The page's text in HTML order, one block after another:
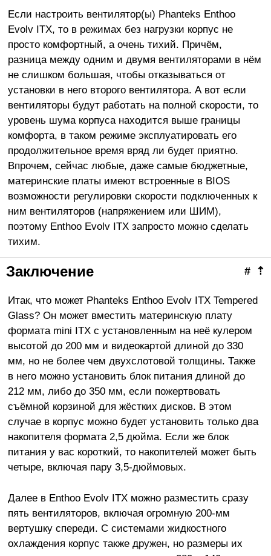
Если настроить вентилятор(ы) Phanteks Enthoo
Evolv ITX, то в режимах без нагрузки корпус не
просто комфортный, а очень тихий. Причём,
разница между одним и двумя вентиляторами в нём
не слишком большая, чтобы отказываться от
установки в него второго вентилятора. А вот если
вентиляторы будут работать на полной скорости, то
уровень шума корпуса находится выше границы
комфорта, в таком режиме эксплуатировать его
продолжительное время вряд ли будет приятно.
Впрочем, сейчас любые, даже самые бюджетные,
материнские платы имеют встроенные в BIOS
возможности регулировки скорости подключенных к
ним вентиляторов (напряжением или ШИМ),
поэтому Enthoo Evolv ITX запросто можно сделать
тихим.
⇡
#
Заключение
Итак, что может Phanteks Enthoo Evolv ITX Tempered
Glass? Он может вместить материнскую плату
формата mini ITX с установленным на неё кулером
высотой до 200 мм и видеокартой длиной до 330
мм, но не более чем двухслотовой толщины. Также
в него можно установить блок питания длиной до
212 мм, либо до 350 мм, если пожертвовать
съёмной корзиной для жёстких дисков. В этом
случае в корпус можно будет установить только два
накопителя формата 2,5 дюйма. Если же блок
питания у вас короткий, то накопителей может быть
четыре, включая пару 3,5-дюймовых.
Далее в Enthoo Evolv ITX можно разместить сразу
пять вентиляторов, включая огромную 200-мм
вертушку спереди. С системами жидкостного
охлаждения корпус также дружен, но размеры их